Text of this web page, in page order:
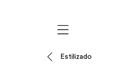
Mobile navigation
Estilizado